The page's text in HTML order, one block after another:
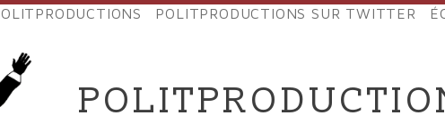
POLITPRODUCTIONS SUR TWITTER